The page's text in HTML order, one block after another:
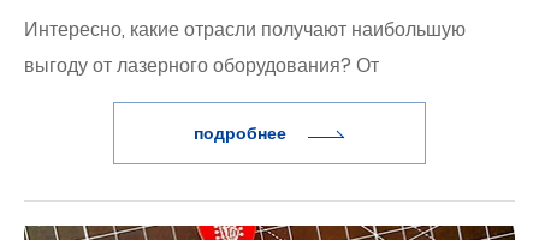
Интересно, какие отрасли получают наибольшую
выгоду от лазерного оборудования? От
металлообработки и производства электроники до
искусства и дизайна — точность и производительность
лазерного оборудования меняют производство.
подробнее